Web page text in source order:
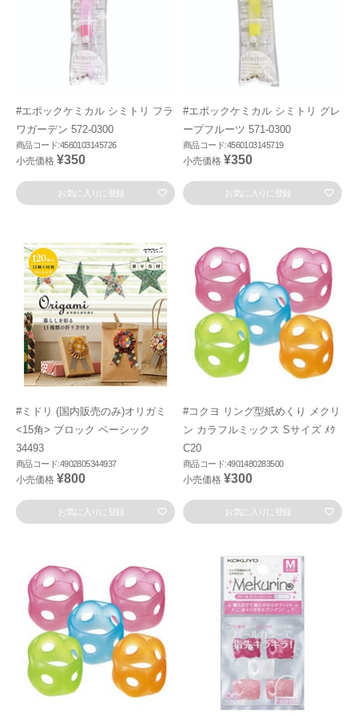
#エポックケミカル シミトリ フラ
ワガーデン 572-0300
商品コード:4560103145726
小売価格 ¥350
お気に入りに登録
#エポックケミカル シミトリ グレ
ープフルーツ 571-0300
商品コード:4560103145719
小売価格 ¥350
お気に入りに登録
#ミドリ (国内販売のみ)オリガミ
<15角> ブロック ベーシック
34493
商品コード:4902805344937
小売価格 ¥800
お気に入りに登録
#コクヨ リング型紙めくり メクリ
ン カラフルミックス Sサイズ ﾒｸ
C20
商品コード:4901480283500
小売価格 ¥300
お気に入りに登録